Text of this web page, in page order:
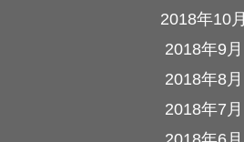
2018年10月
2018年9月
2018年8月
2018年7月